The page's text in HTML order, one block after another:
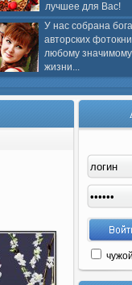
лучшее для Вас!
У нас собрана
авторских
любому
жизни...